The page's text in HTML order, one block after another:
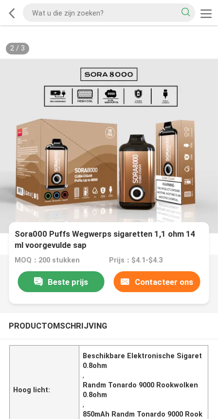
2/ 3
Sora000 Puffs Wegwerps sigaretten 1,1 ohm 14
ml voorgevulde sap
MOQ：200 stukken Prijs：$4.1-$4.3
Beste prijs Contacteer ons
PRODUCTOMSCHRIJVING
Hoog licht:
Beschikbare Elektronische Sigaret
0.8ohm
,
Randm Tonardo 9000 Rookwolken
0.8ohm
,
850mAh Randm Tonardo 9000 Rook